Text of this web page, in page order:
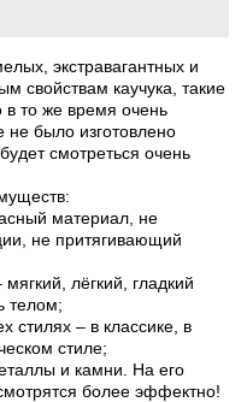
экстравагантных и
свойствам каучука, такие
то же время очень
было изготовлено
смотреться очень
материал, не
не притягивающий
лёгкий, гладкий
телом;
стилях – в классике, в
стиле;
и камни. На его
более эффектно!